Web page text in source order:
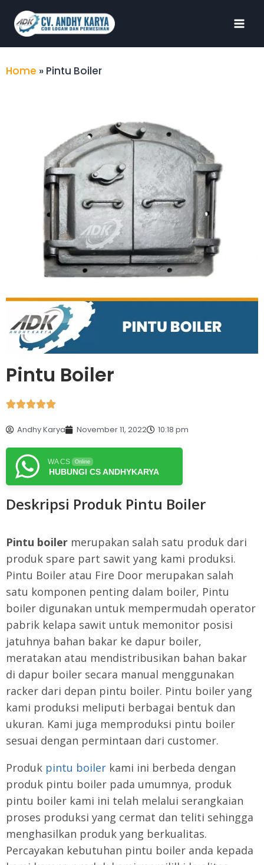
Home » Pintu Boiler
Pintu Boiler

Andhy Karya November 11, 2022 10:18 pm
WA CS Online
HUBUNGI CS ANDHYKARYA
Deskripsi Produk Pintu Boiler
Pintu boiler merupakan salah satu produk dari
produk spare part sawit yang kami produksi.
Pintu Boiler atau Fire Door merupakan salah
satu komponen penting dalam boiler, Pintu
boiler digunakan untuk mempermudah operator
pabrik kelapa sawit untuk memonitor posisi
jatuhnya bahan bakar ke dapur boiler,
meratakan atau mendistribusikan bahan bakar
di dapur boiler secara manual menggunakan
racker dari depan pintu boiler. Pintu boiler yang
kami produksi meliputi berbagai bentuk dan
ukuran. Kami juga memproduksi pintu boiler
sesuai dengan permintaan dari customer.
Produk pintu boiler kami ini berbeda dengan
produk pintu boiler pada umumnya, produk
pintu boiler kami ini telah melalui serangkaian
proses produksi yang cermat dan teliti sehingga
menghasilkan produk yang berkualitas.
Percayakan kebutuhan pintu boiler anda kepada